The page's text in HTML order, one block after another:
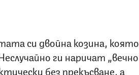
си двойна козина, която
ги наричат „вечно
без прекъсване, а